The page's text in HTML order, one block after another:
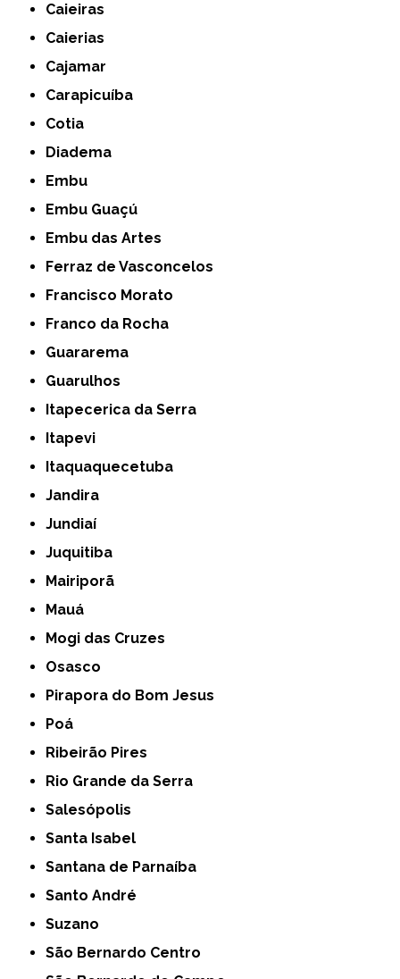
Caieiras
Caierias
Cajamar
Carapicuíba
Cotia
Diadema
Embu
Embu Guaçú
Embu das Artes
Ferraz de Vasconcelos
Francisco Morato
Franco da Rocha
Guararema
Guarulhos
Itapecerica da Serra
Itapevi
Itaquaquecetuba
Jandira
Jundiaí
Juquitiba
Mairiporã
Mauá
Mogi das Cruzes
Osasco
Pirapora do Bom Jesus
Poá
Ribeirão Pires
Rio Grande da Serra
Salesópolis
Santa Isabel
Santana de Parnaíba
Santo André
Suzano
São Bernardo Centro